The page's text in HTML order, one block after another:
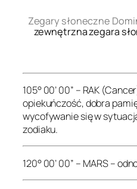
Zegary słoneczne
zewnętrzna zegara
105° 00’ 00” – RAK
opiekuńczość, dobra
wycofywanie się w
zodiaku.
120° 00’ 00” – MARS –